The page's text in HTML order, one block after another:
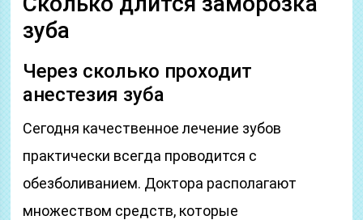
зуба
Через сколько проходит
анестезия зуба
Сегодня качественное лечение зубов
практически всегда проводится с
обезболиванием. Доктора располагают
множеством средств, которые